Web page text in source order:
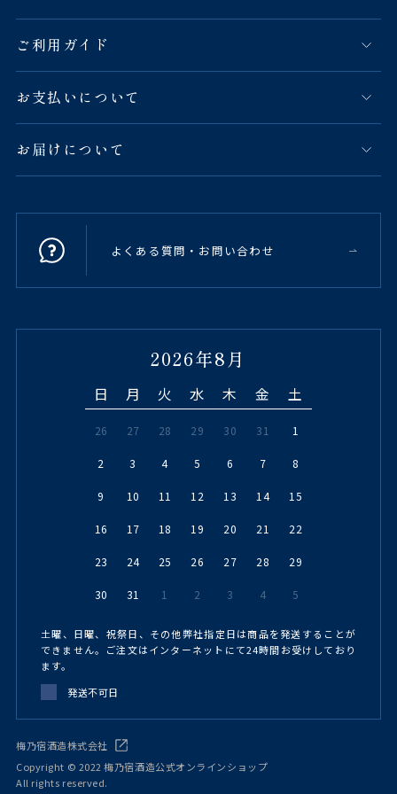
ご利用ガイド
お支払いについて
お届けについて
よくある質問・お問い合わせ
2026年8月
日 月 火 水 木 金 土
26 27 28 29 30 31 1
2 3 4 5 6 7 8
9 10 11 12 13 14 15
16 17 18 19 20 21 22
23 24 25 26 27 28 29
30 31 1 2 3 4 5
土曜、日曜、祝祭日、その他弊社指定日は商品を発送することが
できません。ご注文はインターネットにて24時間お受けしており
ます。
発送不可日
梅乃宿酒造株式会社
Copyright © 2022 梅乃宿酒造公式オンラインショップ
All rights reserved.